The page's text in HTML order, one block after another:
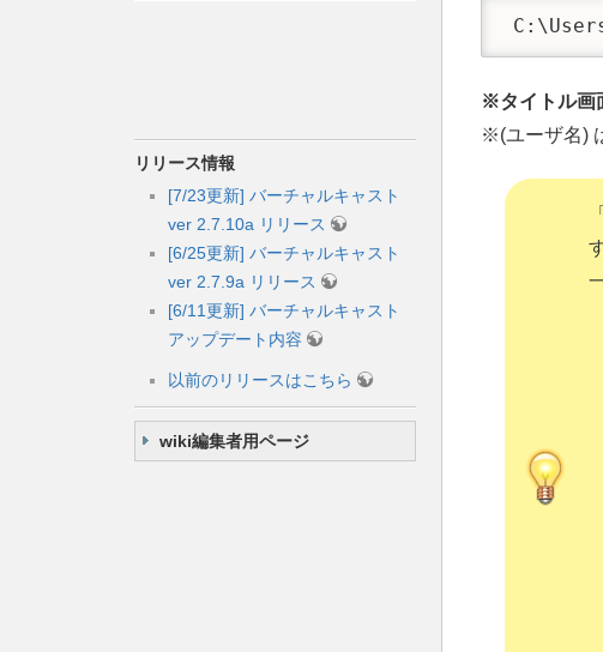
リリース情報
[7/23更新] バーチャルキャスト
ver 2.7.10a リリース
[6/25更新] バーチャルキャスト
ver 2.7.9a リリース
[6/11更新] バーチャルキャスト
アップデート内容
以前のリリースはこちら
wiki編集者用ページ
※タイトル画
※(ユーザ名)